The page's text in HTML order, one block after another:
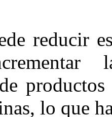
reducir
lo que